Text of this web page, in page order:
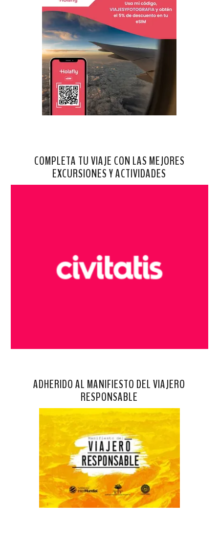
COMPLETA TU VIAJE CON LAS MEJORES
EXCURSIONES Y ACTIVIDADES
ADHERIDO AL MANIFIESTO DEL VIAJERO
RESPONSABLE